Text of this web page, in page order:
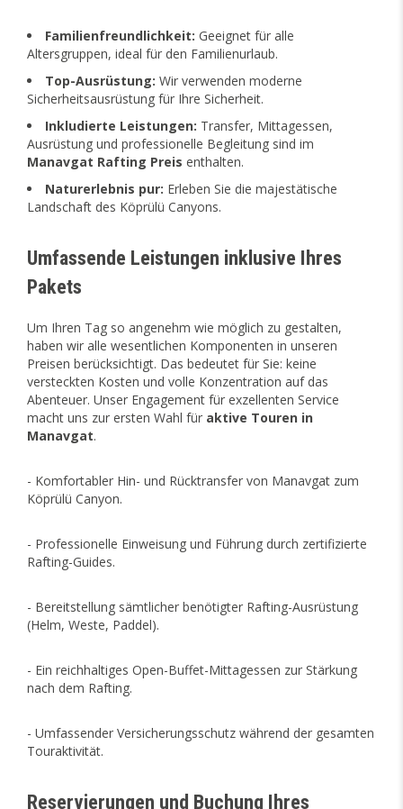
Familienfreundlichkeit: Geeignet für alle
Altersgruppen, ideal für den Familienurlaub.
Top-Ausrüstung: Wir verwenden moderne
Sicherheitsausrüstung für Ihre Sicherheit.
Inkludierte Leistungen: Transfer, Mittagessen,
Ausrüstung und professionelle Begleitung sind im
Manavgat Rafting Preis enthalten.
Naturerlebnis pur: Erleben Sie die majestätische
Landschaft des Köprülü Canyons.
Umfassende Leistungen inklusive Ihres
Pakets
Um Ihren Tag so angenehm wie möglich zu gestalten,
haben wir alle wesentlichen Komponenten in unseren
Preisen berücksichtigt. Das bedeutet für Sie: keine
versteckten Kosten und volle Konzentration auf das
Abenteuer. Unser Engagement für exzellenten Service
macht uns zur ersten Wahl für aktive Touren in
Manavgat.
- Komfortabler Hin- und Rücktransfer von Manavgat zum
Köprülü Canyon.
- Professionelle Einweisung und Führung durch zertifizierte
Rafting-Guides.
- Bereitstellung sämtlicher benötigter Rafting-Ausrüstung
(Helm, Weste, Paddel).
- Ein reichhaltiges Open-Buffet-Mittagessen zur Stärkung
nach dem Rafting.
- Umfassender Versicherungsschutz während der gesamten
Touraktivität.
Reservierungen und Buchung Ihres